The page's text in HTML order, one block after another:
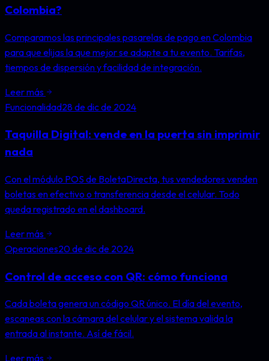
Colombia?
Comparamos las principales pasarelas de pago en Colombia
para que elijas la que mejor se adapte a tu evento. Tarifas,
tiempos de dispersión y facilidad de integración.
Leer más
Funcionalidad28 de dic de 2024
Taquilla Digital: vende en la puerta sin imprimir
nada
Con el módulo POS de BoletaDirecta, tus vendedores venden
boletas en efectivo o transferencia desde el celular. Todo
queda registrado en el dashboard.
Leer más
Operaciones20 de dic de 2024
Control de acceso con QR: cómo funciona
Cada boleta genera un código QR único. El día del evento,
escaneas con la cámara del celular y el sistema valida la
entrada al instante. Así de fácil.
Leer más